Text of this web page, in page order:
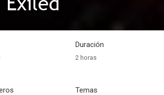
Duración
2 horas
Temas